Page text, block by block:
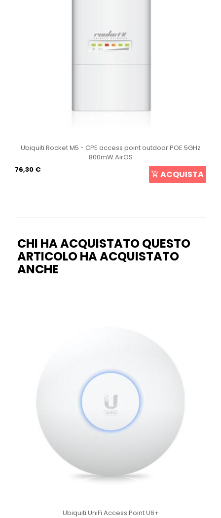
Ubiquiti Rocket M5 - CPE access point outdoor POE 5GHz
800mW AirOS
76,30 €
ACQUISTA
CHI HA ACQUISTATO QUESTO
ARTICOLO HA ACQUISTATO
ANCHE
Ubiquiti UniFi Access Point U6+